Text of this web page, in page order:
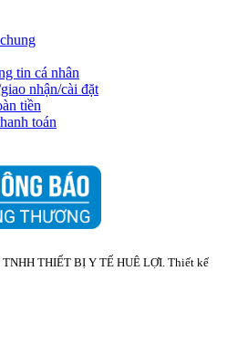
tin cá nhân
nhận/cài đặt
tiền
toán
THIẾT BỊ Y TẾ HUÊ LỢI. Thiết kế